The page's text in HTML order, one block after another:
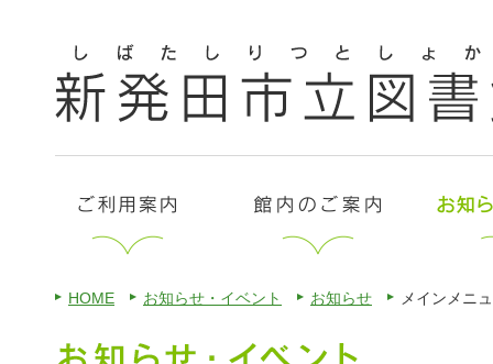
HOME お知らせ・イベント お知らせ メインメニ